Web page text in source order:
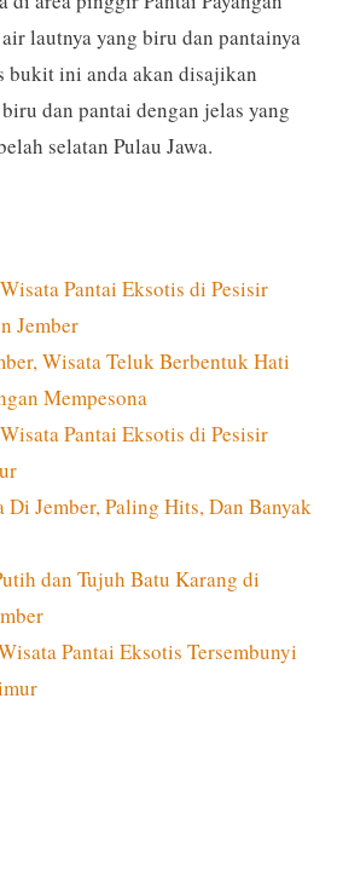
lautnya yang biru dan pantainya
bukit ini anda akan disajikan
dan pantai dengan jelas yang
selatan Pulau Jawa.
Pantai Eksotis di Pesisir
Jember
Wisata Teluk Berbentuk Hati
Mempesona
Pantai Eksotis di Pesisir
Di Jember, Paling Hits, Dan Banyak
dan Tujuh Batu Karang di
Pantai Eksotis Tersembunyi